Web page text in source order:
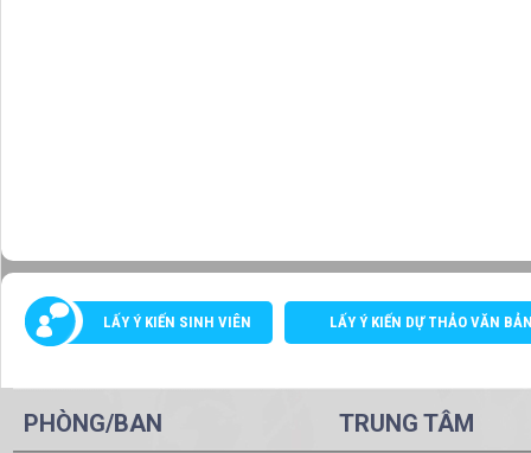
LẤY Ý KIẾN SINH VIÊN LẤY Ý KIẾN DỰ THẢO VĂN
PHÒNG/BAN TRUNG TÂM